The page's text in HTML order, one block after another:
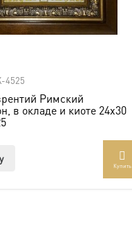
4525
Римский
в окладе и киоте 24х30
Купить